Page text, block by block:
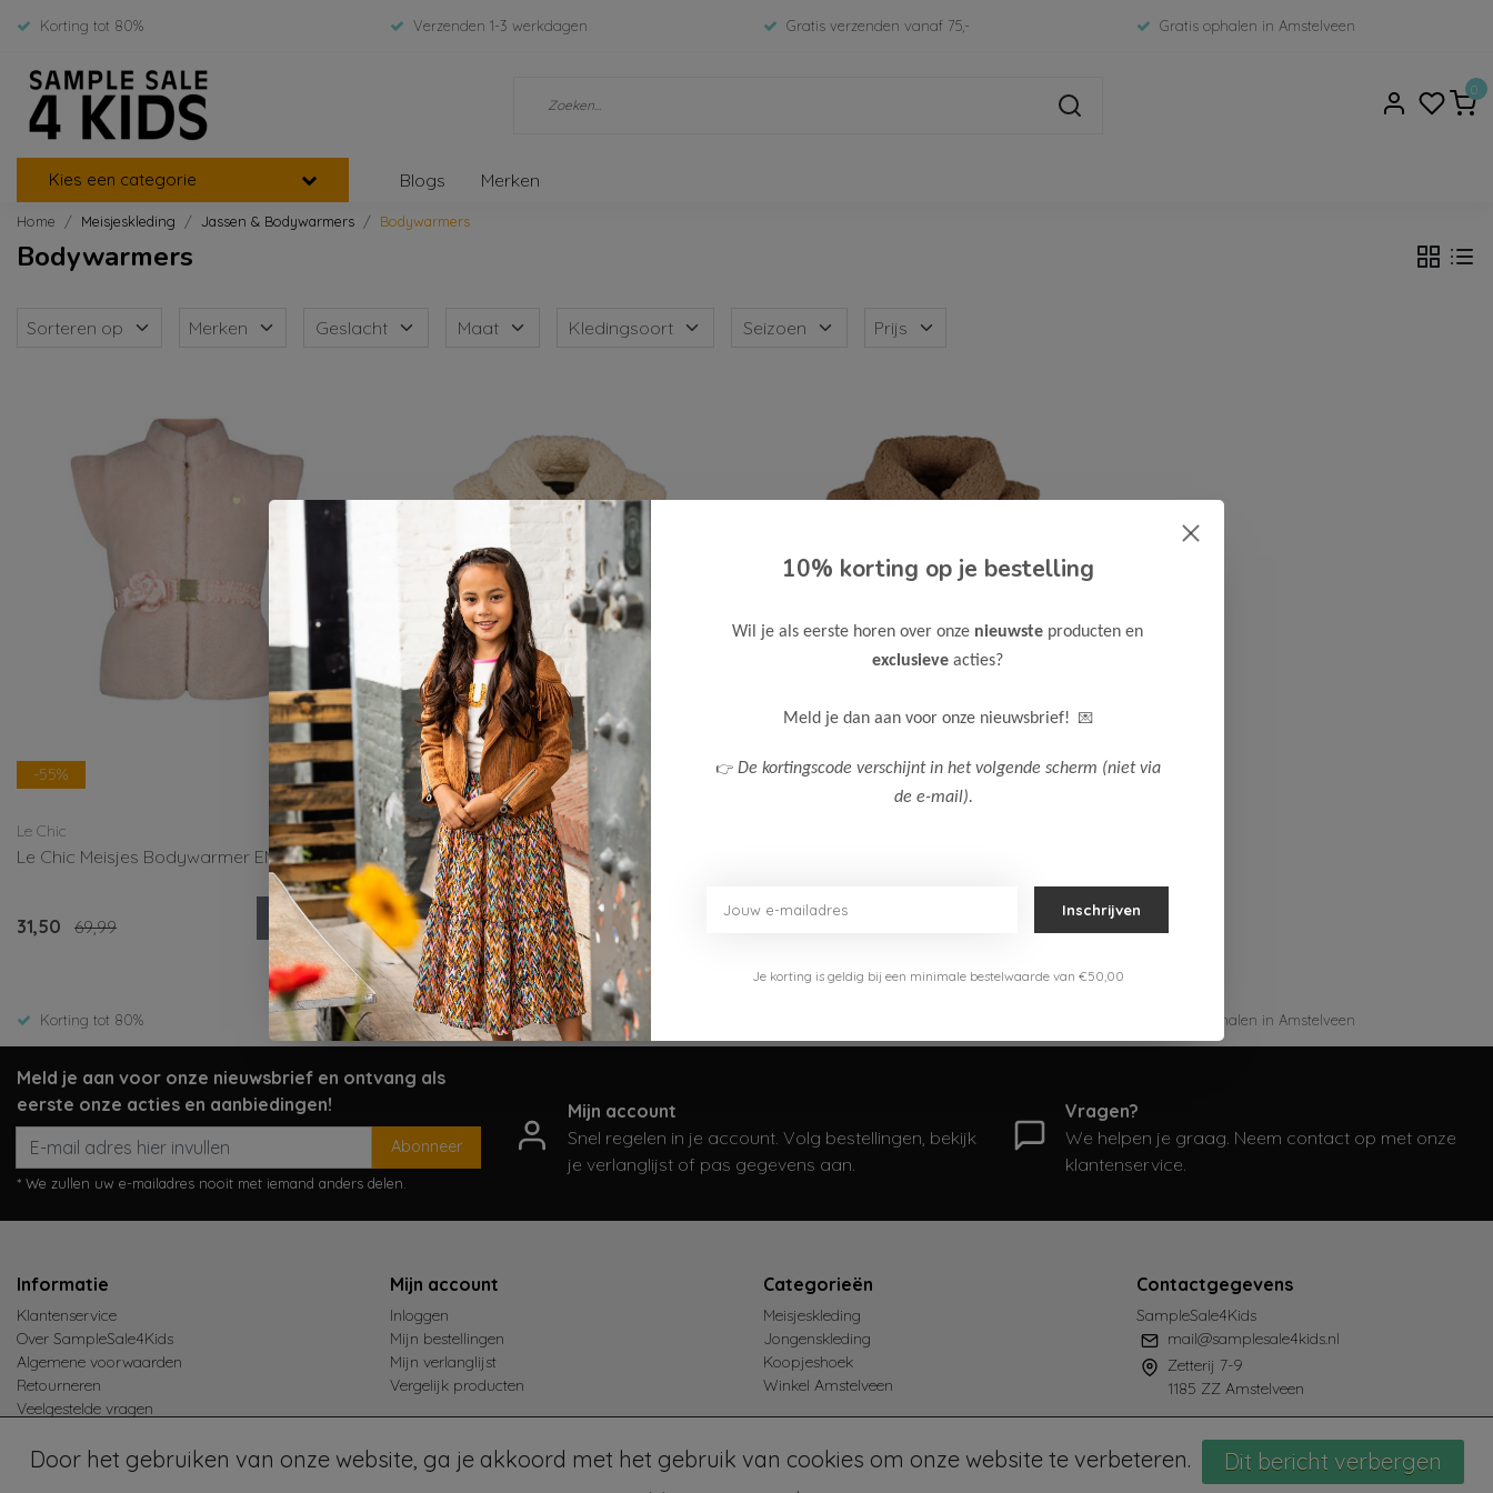
Korting tot 80% Verzenden 1-3 werkdagen Gratis verzenden vanaf 75,- Gratis ophalen in Amstelveen
0
Kies een categorie Blogs Merken
Home Meisjeskleding Jassen & Bodywarmers Bodywarmers
Bodywarmers
Sorteren op Merken Geslacht Maat Kledingsoort Seizoen Prijs
-55%
Le Chic
Le Chic Meisjes Bodywarmer EMALO
31,50 69,99 Bekijken
-30%
Cars Jeans
Cars Jeans Meisjes Bodywarmer CHAYLA
35,00 49,99 Bekijken
-30%
Bekijken
Korting tot 80% Verzenden 1-3 werkdagen Gratis ophalen in Amstelveen
Meld je aan voor onze nieuwsbrief en ontvang als
eerste onze acties en aanbiedingen!
Abonneer
* We zullen uw e-mailadres nooit met iemand anders delen.
Mijn account
Snel regelen in je account. Volg bestellingen, bekijk
je verlanglijst of pas gegevens aan.
Vragen?
We helpen je graag. Neem contact op met onze
klantenservice.
Informatie
Klantenservice
Over SampleSale4Kids
Algemene voorwaarden
Retourneren
Veelgestelde vragen
Mijn account
Inloggen
Mijn bestellingen
Mijn verlanglijst
Vergelijk producten
Categorieën
Meisjeskleding
Jongenskleding
Koopjeshoek
Winkel Amstelveen
Contactgegevens
SampleSale4Kids
mail@samplesale4kids.nl
Zetterij 7-9
1185 ZZ Amstelveen
Door het gebruiken van onze website, ga je akkoord met het gebruik van cookies om onze website te verbeteren.
Dit bericht verbergen
10% korting op je bestelling
Wil je als eerste horen over onze nieuwste producten en
exclusieve acties?
Meld je dan aan voor onze nieuwsbrief! 💌
👉 De kortingscode verschijnt in het volgende scherm (niet via
de e-mail).
Inschrijven
Je korting is geldig bij een minimale bestelwaarde van €50,00